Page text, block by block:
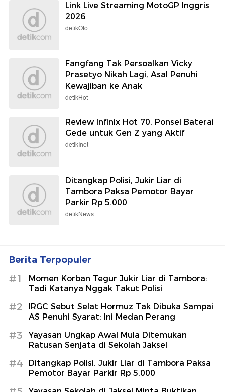
Link Live Streaming MotoGP Inggris
2026
detikOto
Fangfang Tak Persoalkan Vicky
Prasetyo Nikah Lagi, Asal Penuhi
Kewajiban ke Anak
detikHot
Review Infinix Hot 70, Ponsel Baterai
Gede untuk Gen Z yang Aktif
detikInet
Ditangkap Polisi, Jukir Liar di
Tambora Paksa Pemotor Bayar
Parkir Rp 5.000
detikNews
Berita Terpopuler
#1
Momen Korban Tegur Jukir Liar di Tambora:
Tadi Katanya Nggak Takut Polisi
#2
IRGC Sebut Selat Hormuz Tak Dibuka Sampai
AS Penuhi Syarat: Ini Medan Perang
#3
Yayasan Ungkap Awal Mula Ditemukan
Ratusan Senjata di Sekolah Jaksel
#4
Ditangkap Polisi, Jukir Liar di Tambora Paksa
Pemotor Bayar Parkir Rp 5.000